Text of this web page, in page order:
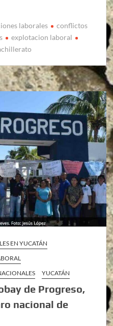
laborales
conflictos
explotacion laboral
EN YUCATÁN
YUCATÁN
de Progreso,
nacional de